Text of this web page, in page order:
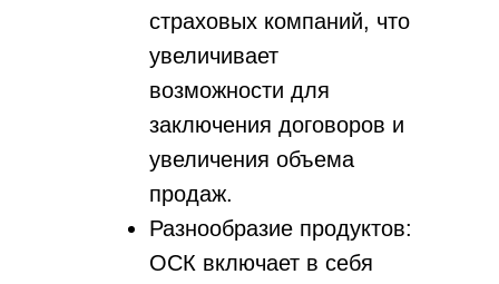
страховых компаний, что
увеличивает
возможности для
заключения договоров и
увеличения объема
продаж.
Разнообразие продуктов:
ОСК включает в себя